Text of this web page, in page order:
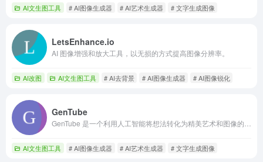
AI文生图工具 # AI图像生成器 # AI艺术生成器 # 文字生成图像
LetsEnhance.io
AI 图像增强和放大工具，以无损的方式提高图像分辨率。
AI改图 AI文生图工具 # AI去背景 # AI图像生成器 # AI图像锐化
GenTube
AI文生图工具 # AI图像生成器 # AI艺术生成器 # 文字生成图像